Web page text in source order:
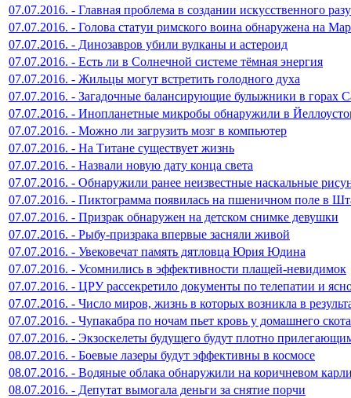
07.07.2016. - Главная проблема в создании искусственного
07.07.2016. - Голова статуи римского воина обнаружена на
07.07.2016. - Динозавров убили вулканы и астероид
07.07.2016. - Есть ли в Солнечной системе тёмная энергия
07.07.2016. - Жильцы могут встретить голодного духа
07.07.2016. - Загадочные балансирующие булыжники в горах
07.07.2016. - Инопланетные микробы обнаружили в
07.07.2016. - Можно ли загрузить мозг в компьютер
07.07.2016. - На Титане существует жизнь
07.07.2016. - Назвали новую дату конца света
07.07.2016. - Обнаружили ранее неизвестные наскальные
07.07.2016. - Пиктограмма появилась на пшеничном поле в
07.07.2016. - Призрак обнаружен на детском снимке девушки
07.07.2016. - Рыбу-призрака впервые засняли живой
07.07.2016. - Увековечат память дятловца Юрия Юдина
07.07.2016. - Усомнились в эффективности плащей-невидимок
07.07.2016. - ЦРУ рассекретило документы по телепатии и
07.07.2016. - Число миров, жизнь в которых возникла в
07.07.2016. - Чупакабра по ночам пьет кровь у домашнего скота
07.07.2016. - Экзоскелеты будущего будут плотно
08.07.2016. - Боевые лазеры будут эффективны в космосе
08.07.2016. - Водяные облака обнаружили на коричневом
08.07.2016. - Депутат вымогала деньги за снятие порчи